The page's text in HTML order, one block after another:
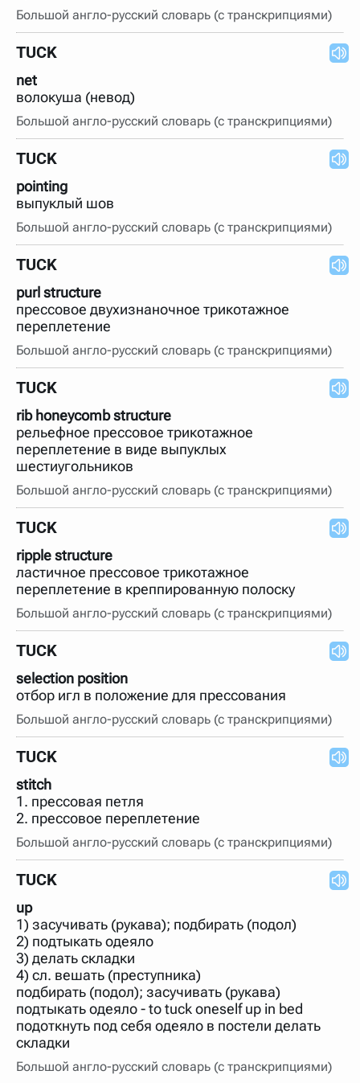
Большой англо-русский словарь (с транскрипциями)
TUCK
net
волокуша (невод)
Большой англо-русский словарь (с транскрипциями)
TUCK
pointing
выпуклый шов
Большой англо-русский словарь (с транскрипциями)
TUCK
purl structure
прессовое двухизнаночное трикотажное
переплетение
Большой англо-русский словарь (с транскрипциями)
TUCK
rib honeycomb structure
рельефное прессовое трикотажное
переплетение в виде выпуклых
шестиугольников
Большой англо-русский словарь (с транскрипциями)
TUCK
ripple structure
ластичное прессовое трикотажное
переплетение в креппированную полоску
Большой англо-русский словарь (с транскрипциями)
TUCK
selection position
отбор игл в положение для прессования
Большой англо-русский словарь (с транскрипциями)
TUCK
stitch
1. прессовая петля
2. прессовое переплетение
Большой англо-русский словарь (с транскрипциями)
TUCK
up
1) засучивать (рукава); подбирать (подол)
2) подтыкать одеяло
3) делать складки
4) сл. вешать (преступника)
подбирать (подол); засучивать (рукава)
подтыкать одеяло - to tuck oneself up in bed
подоткнуть под себя одеяло в постели делать
складки
Большой англо-русский словарь (с транскрипциями)